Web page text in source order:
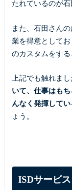
たれているのが石
また、石田さん
業を得意として
のカスタムをする
上記でも触れまし
いて、仕事はも
んなく発揮して
ょう。
ISDサービ